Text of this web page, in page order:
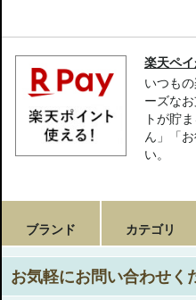
楽天ペ
いつも
ーズな
トが貯
ん」「
い。
ブランド カテゴリ
お気軽にお問い合わせく